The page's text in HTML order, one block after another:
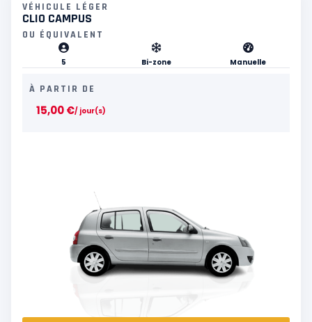
VÉHICULE LÉGER
CLIO CAMPUS
OU ÉQUIVALENT
5 Bi-zone Manuelle
À PARTIR DE
15,00€/ jour(s)